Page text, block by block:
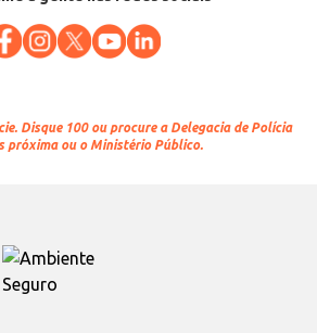
Disque 100 ou procure a Delegacia de Polícia
próxima ou o Ministério Público.